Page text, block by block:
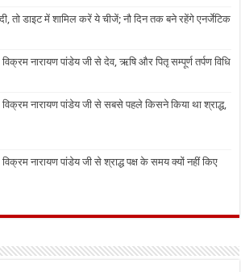
तो डाइट में शामिल करें ये चीजें; नौ दिन तक बने रहेंगे एनर्जेटिक
नारायण पांडेय जी से देव, ऋषि और पितृ सम्पूर्ण तर्पण विधि
नारायण पांडेय जी से सबसे पहले किसने किया था श्राद्ध,
नारायण पांडेय जी से श्राद्ध पक्ष के समय क्यों नहीं किए